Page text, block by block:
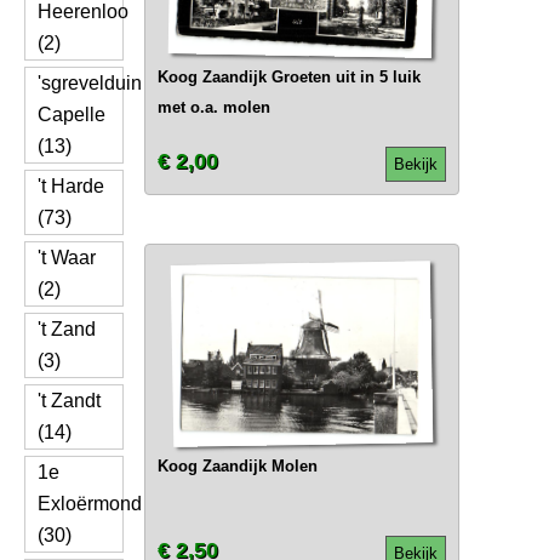
Heerenloo
(2)
'sgrevelduin
Capelle
(13)
't Harde
(73)
't Waar
(2)
't Zand
(3)
't Zandt
(14)
1e
Exloërmond
(30)
Koog Zaandijk Groeten uit in 5 luik
met o.a. molen
Bekijk
€ 2,00
Koog Zaandijk Molen
Bekijk
€ 2,50